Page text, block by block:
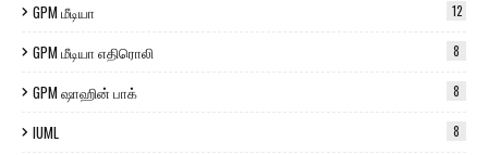
GPM மீடியா 12
GPM மீடியா எதிரொலி 8
GPM ஷாஹின் பாக் 8
IUML 8